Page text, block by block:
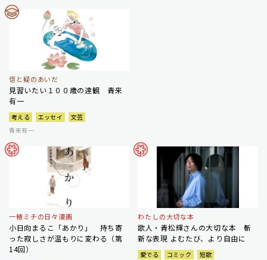
信と疑のあいだ
見習いたい１００歳の達観 青来
有一
考える エッセイ
文芸
青来有一
一穂ミチの日々漫画
小日向まるこ「あかり」 持ち寄
った寂しさが温もりに変わる（第
14回）
わたしの大切な本
歌人・青松輝さんの大切な本 斬
新な表現 よむたび、より自由に
愛でる コミック 短歌